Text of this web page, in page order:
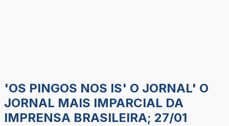
'OS PINGOS NOS IS' O JORNAL' O
JORNAL MAIS IMPARCIAL DA
IMPRENSA BRASILEIRA; 27/01